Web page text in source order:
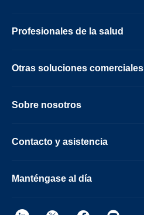
Profesionales de la salud
Otras soluciones comerciales
Sobre nosotros
Contacto y asistencia
Manténgase al día